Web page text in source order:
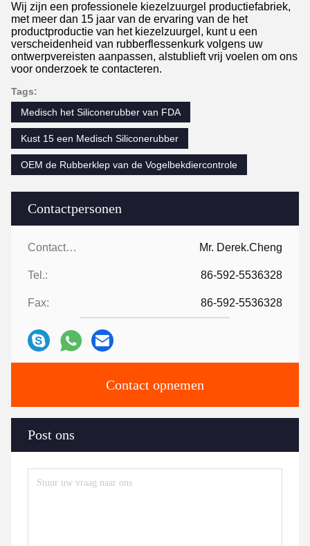
Contactpersonen
Contactpersonen: Mr. Derek.Cheng
Tel.: 86-592-5536328
Fax: 86-592-5536328
Contact opnemen
Post ons
Wij zijn een professionele kiezelzuurgel productiefabriek,
met meer dan 15 jaar van de ervaring van de het
productproductie van het kiezelzuurgel, kunt u een
verscheidenheid van rubberflessenkurk volgens uw
ontwerpvereisten aanpassen, alstublieft vrij voelen om ons
voor onderzoek te contacteren.
Tags:
Medisch het Siliconerubber van FDA
Kust 15 een Medisch Siliconerubber
OEM de Rubberklep van de Vogelbekdiercontrole